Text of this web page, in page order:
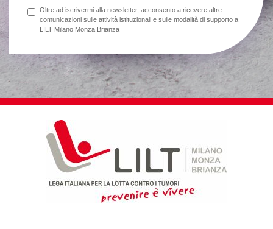
Oltre ad iscrivermi alla newsletter, acconsento a ricevere altre
comunicazioni sulle attività istituzionali e sulle modalità di supporto a
LILT Milano Monza Brianza